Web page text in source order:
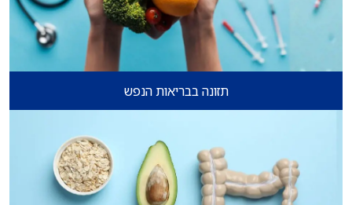
תזונה בבריאות הנפש